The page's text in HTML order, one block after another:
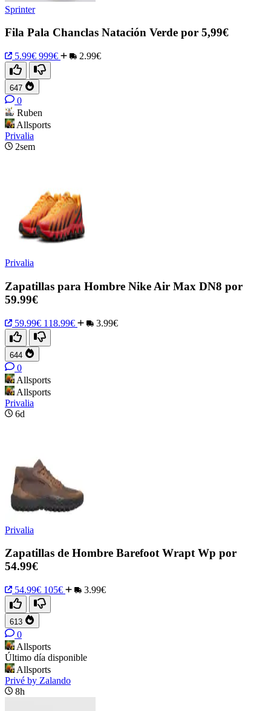
Sprinter
Fila Pala Chanclas Natación Verde por 5,99€
5.99€ 999€ 2.99€
647
0
Ruben
Allsports
Privalia
2sem
Privalia
Zapatillas para Hombre Nike Air Max DN8 por
59.99€
59.99€ 118.99€ 3.99€
644
0
Allsports
Allsports
Privalia
6d
Privalia
Zapatillas de Hombre Barefoot Wrapt Wp por
54.99€
54.99€ 105€ 3.99€
613
0
Allsports
Último día disponible
Allsports
Privé by Zalando
8h